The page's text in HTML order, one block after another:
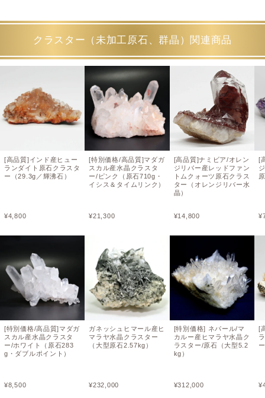
クラスター（未加工原石、群晶）関連商品
[高品質]インド産ヒュー
ランダイト原石クラスタ
ー（29.3g／輝沸石）
¥4,800
[特別価格/高品質]マダガ
スカル産水晶クラスタ
ー/ホワイト（原石283
g・ダブルポイント）
¥8,500
[特別価格/高品質]マダガ
スカル産水晶クラスタ
ー/ピンク（原石710g・
イシス＆タイムリンク）
¥21,300
ガネッシュヒマール産ヒ
マラヤ水晶クラスター
（大型原石2.57kg）
¥232,000
[高品質]ナミビア/オレン
ジリバー産レッドファン
トムクォーツ原石クラス
ター（オレンジリバー水
晶）
¥14,800
[特別価格] ネパール/マ
カルー産ヒマラヤ水晶ク
ラスター/原石（大型5.2
kg）
¥312,000
[
¥
[
¥